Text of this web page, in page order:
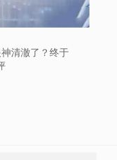
清澈了？终于